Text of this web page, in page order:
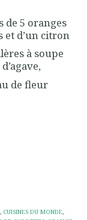
de 5 oranges
et d’un citron
à soupe
de fleur
CUISINES DU MONDE,